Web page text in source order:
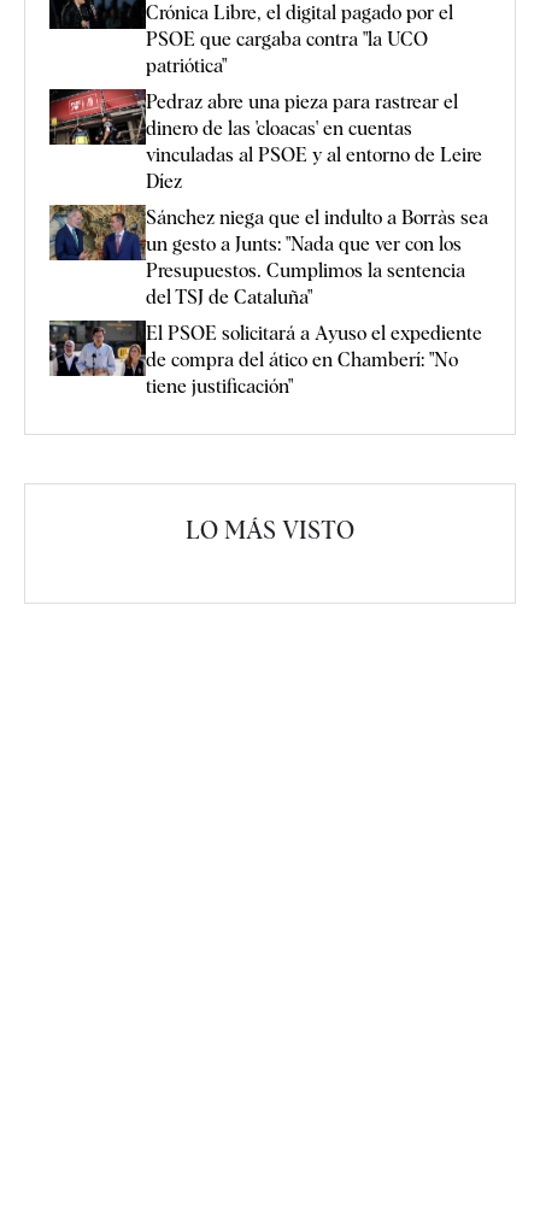
Crónica Libre, el digital pagado por el
PSOE que cargaba contra "la UCO
patriótica"
Pedraz abre una pieza para rastrear el
dinero de las 'cloacas' en cuentas
vinculadas al PSOE y al entorno de Leire
Díez
Sánchez niega que el indulto a Borràs sea
un gesto a Junts: "Nada que ver con los
Presupuestos. Cumplimos la sentencia
del TSJ de Cataluña"
El PSOE solicitará a Ayuso el expediente
de compra del ático en Chamberí: "No
tiene justificación"
LO MÁS VISTO